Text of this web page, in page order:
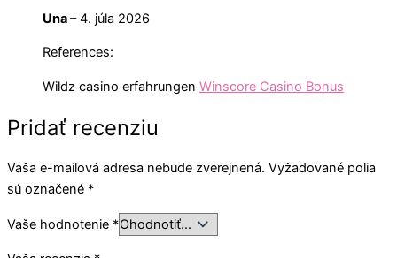
Una– 4. júla 2026
References:
Wildz casino erfahrungen Winscore Casino Bonus
Pridať recenziu
Vaša e-mailová adresa nebude zverejnená. Vyžadované polia
sú označené *
Vaše hodnotenie *